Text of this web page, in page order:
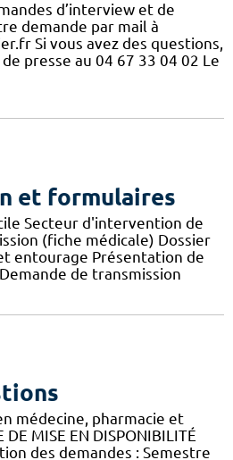
d’interview et de
demande par mail à
Si vous avez des questions,
presse au 04 67 33 04 02 Le
et formulaires
Secteur d'intervention de
(fiche médicale) Dossier
entourage Présentation de
de transmission
médecine, pharmacie et
MISE EN DISPONIBILITÉ
des demandes : Semestre